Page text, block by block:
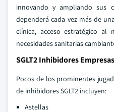
innovando y ampliando sus
dependerá cada vez más de
clínica, acceso estratégico al
necesidades sanitarias
SGLT2 Inhibidores
Pocos de los prominentes
de inhibidores SGLT2 incluyen:
Astellas